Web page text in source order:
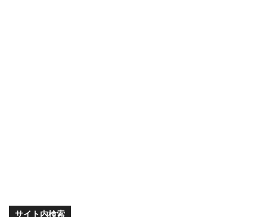
サイト内検索